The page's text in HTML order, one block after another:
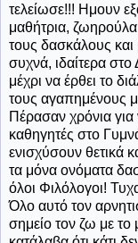
τελείωσε!!! Ημουν
μαθήτρια,
τους δασκάλους και
συχνά, ιδαίτερα
μέχρι να έρθει το
τους αγαπημένους
Πέρασαν χρόνια
καθηγητές στο
ενισχύσουν θετικά
τα μόνα ονόματα
όλοι Φιλόλογοι!
Όλο αυτό τον
σημείο τον ζω με